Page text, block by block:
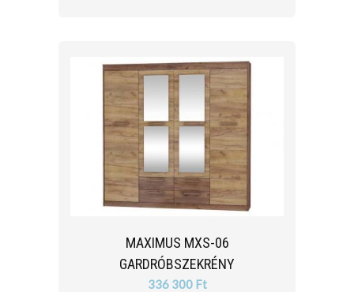
MAXIMUS MXS-06
GARDRÓBSZEKRÉNY
336 300 Ft